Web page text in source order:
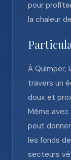
pour
la chaleur
À Quimper,
travers un
doux et
Même avec
peut
les fonds
secteurs